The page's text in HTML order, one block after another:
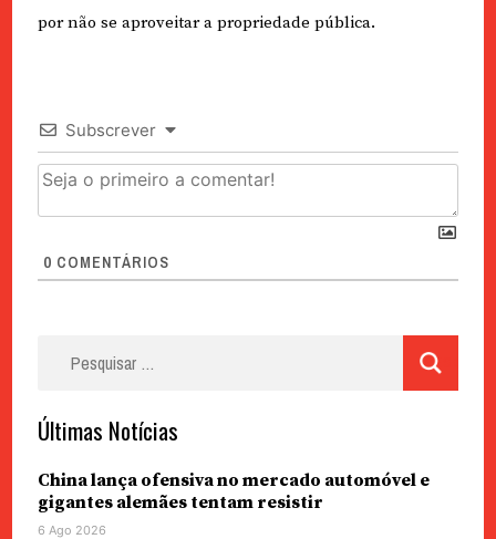
por não se aproveitar a propriedade pública.
Subscrever
0 COMENTÁRIOS
Últimas Notícias
China lança ofensiva no mercado automóvel e
gigantes alemães tentam resistir
6 Ago 2026